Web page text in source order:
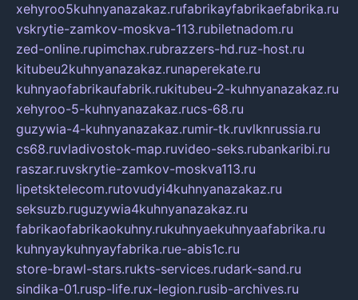
xehyroo5kuhnyanazakaz.rufabrikayfabrikaefabrika.ru
vskrytie-zamkov-moskva-113.rubiletnadom.ru
zed-online.rupimchax.rubrazzers-hd.ruz-host.ru
kitubeu2kuhnyanazakaz.runaperekate.ru
kuhnyaofabrikaufabrik.rukitubeu-2-kuhnyanazakaz.ru
xehyroo-5-kuhnyanazakaz.rucs-68.ru
guzywia-4-kuhnyanazakaz.rumir-tk.ruvlknrussia.ru
cs68.ruvladivostok-map.ruvideo-seks.rubankaribi.ru
raszar.ruvskrytie-zamkov-moskva113.ru
lipetsktelecom.rutovudyi4kuhnyanazakaz.ru
seksuzb.ruguzywia4kuhnyanazakaz.ru
fabrikaofabrikaokuhny.rukuhnyaekuhnyaafabrika.ru
kuhnyaykuhnyayfabrika.rue-abis1c.ru
store-brawl-stars.rukts-services.rudark-sand.ru
sindika-01.rusp-life.rux-legion.rusib-archives.ru